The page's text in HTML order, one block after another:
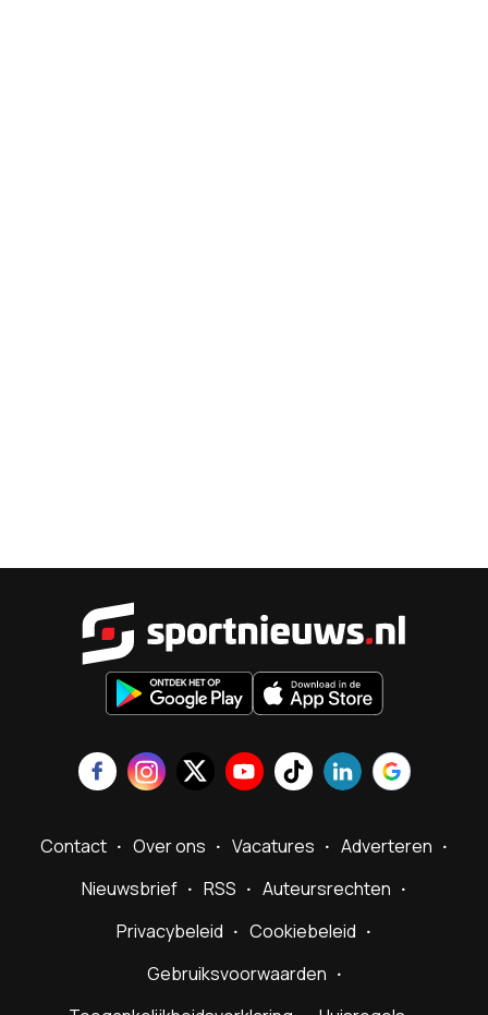
Contact Over ons Vacatures
Adverteren
Nieuwsbrief
RSS
Auteursrechten
Privacybeleid
Cookiebeleid
Gebruiksvoorwaarden